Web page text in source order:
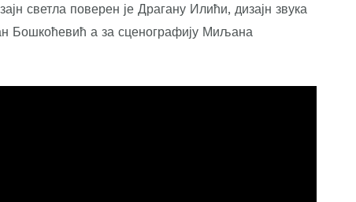
светла поверен је Драгану Илићи, дизајн звука
Бошкоћевић а за сценографију Миљана